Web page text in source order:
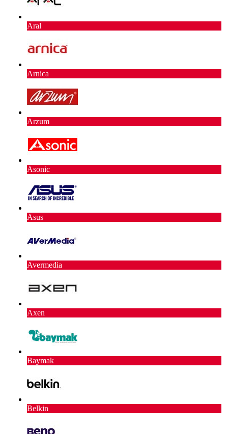
Aral
Arnica
Arzum
Asonic
Asus
Avermedia
Axen
Baymak
Belkin